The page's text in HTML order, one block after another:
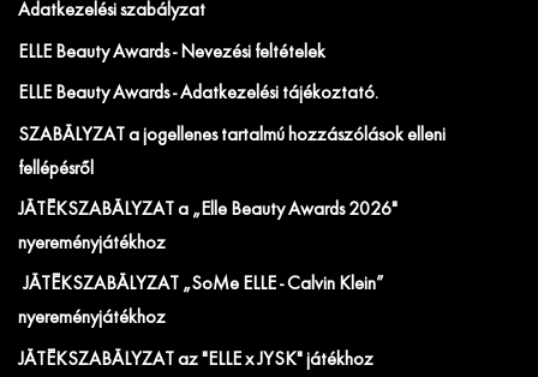
Adatkezelési szabályzat
ELLE Beauty Awards - Nevezési feltételek
ELLE Beauty Awards - Adatkezelési tájékoztató.
SZABÁLYZAT a jogellenes tartalmú hozzászólások elleni
fellépésről
JÁTÉKSZABÁLYZAT a „Elle Beauty Awards 2026"
nyereményjátékhoz
JÁTÉKSZABÁLYZAT „SoMe ELLE - Calvin Klein”
nyereményjátékhoz
JÁTÉKSZABÁLYZAT az "ELLE x JYSK" játékhoz